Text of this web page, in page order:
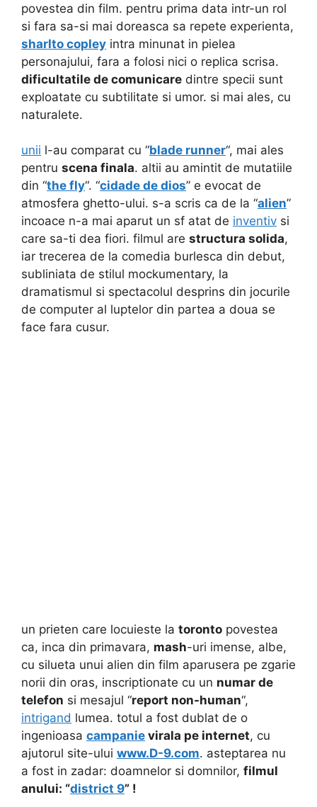
povestea din film. pentru prima data intr-un rol
si fara sa-si mai doreasca sa repete experienta,
sharlto copley intra minunat in pielea
personajului, fara a folosi nici o replica scrisa.
dificultatile de comunicare dintre specii sunt
exploatate cu subtilitate si umor. si mai ales, cu
naturalete.
unii l-au comparat cu “blade runner“, mai ales
pentru scena finala. altii au amintit de mutatiile
din “the fly“. “cidade de dios” e evocat de
atmosfera ghetto-ului. s-a scris ca de la “alien”
incoace n-a mai aparut un sf atat de inventiv si
care sa-ti dea fiori. filmul are structura solida,
iar trecerea de la comedia burlesca din debut,
subliniata de stilul mockumentary, la
dramatismul si spectacolul desprins din jocurile
de computer al luptelor din partea a doua se
face fara cusur.
un prieten care locuieste la toronto povestea
ca, inca din primavara, mash-uri imense, albe,
cu silueta unui alien din film aparusera pe zgarie
norii din oras, inscriptionate cu un numar de
telefon si mesajul “report non-human“,
intrigand lumea. totul a fost dublat de o
ingenioasa campanie virala pe internet, cu
ajutorul site-ului www.D-9.com. asteptarea nu
a fost in zadar: doamnelor si domnilor, filmul
anului: “district 9” !